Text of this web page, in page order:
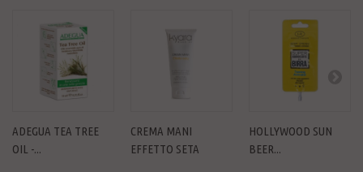
ADEGUA TEA TREE
OIL -...
CREMA MANI
EFFETTO SETA
HOLLYWOOD SUN
BEER...